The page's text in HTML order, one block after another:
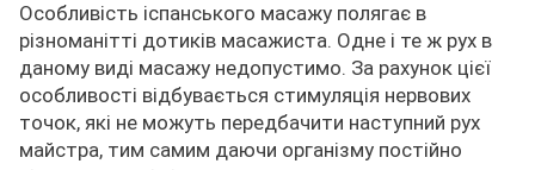
Особливість іспанського масажу полягає в
різноманітті дотиків масажиста. Одне і те ж рух в
даному виді масажу недопустимо. За рахунок цієї
особливості відбувається стимуляція нервових
точок, які не можуть передбачити наступний рух
майстра, тим самим даючи організму постійно